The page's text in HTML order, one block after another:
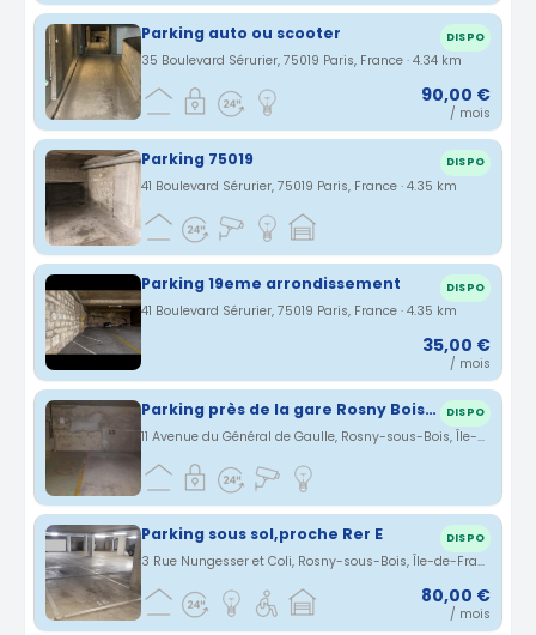
Parking auto ou scooter DISPO
35 Boulevard Sérurier, 75019 Paris, France · 4.34 km
90,00 €
/ mois
Parking 75019 DISPO
41 Boulevard Sérurier, 75019 Paris, France · 4.35 km
Parking 19eme arrondissement DISPO
41 Boulevard Sérurier, 75019 Paris, France · 4.35 km
35,00 €
/ mois
Parking près de la gare Rosny Bois perrier côté centre-ville DISPO
11 Avenue du Général de Gaulle, Rosny-sous-Bois, Île-de-France, France · 4.37 km
Parking sous sol,proche Rer E DISPO
3 Rue Nungesser et Coli, Rosny-sous-Bois, Île-de-France, France · 4.44 km
80,00 €
/ mois